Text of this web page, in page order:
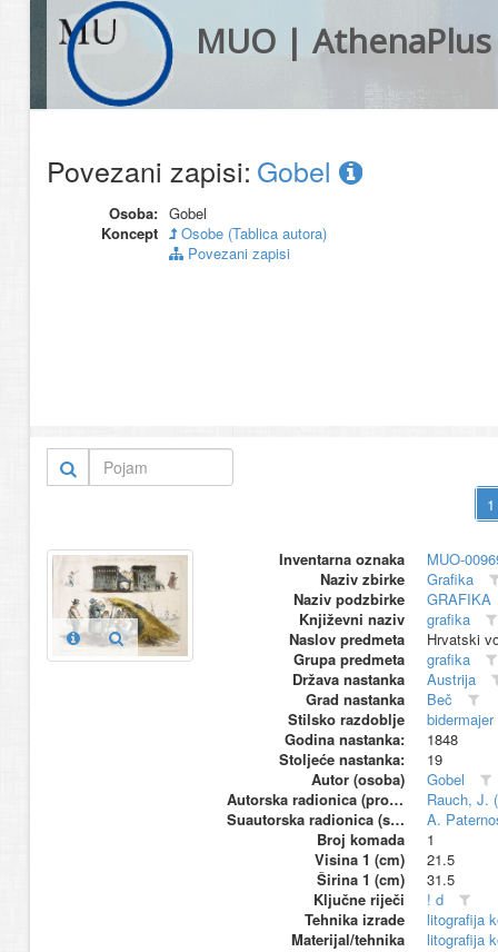
MUO | AthenaPlus
Povezani zapisi: Gobel
Osoba: Gobel
Koncept
Osobe (Tablica autora)
Povezani zapisi
Inventarna oznaka
MUO-
Naziv zbirke
Grafika
Naziv podzbirke
GRAFIKA
Književni naziv
grafika
Naslov predmeta
Hrvatski
Grupa predmeta
grafika
Država nastanka
Austrija
Grad nastanka
Beč
Stilsko razdoblje
bidermajer
Godina nastanka:
1848
Stoljeće nastanka:
19
Autor (osoba)
Gobel
Autorska radionica (proizvođač)
Rauch, J.
Suautorska radionica (suproizvođač)
A.
Broj komada
1
Visina 1 (cm)
21.5
Širina 1 (cm)
31.5
Ključne riječi
! d
Tehnika izrade
litografija
Materijal/tehnika
litografija